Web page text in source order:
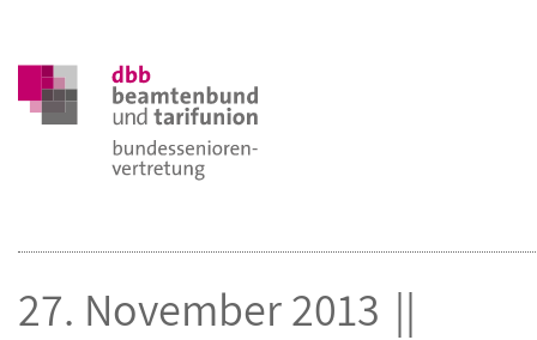
27. November 2013